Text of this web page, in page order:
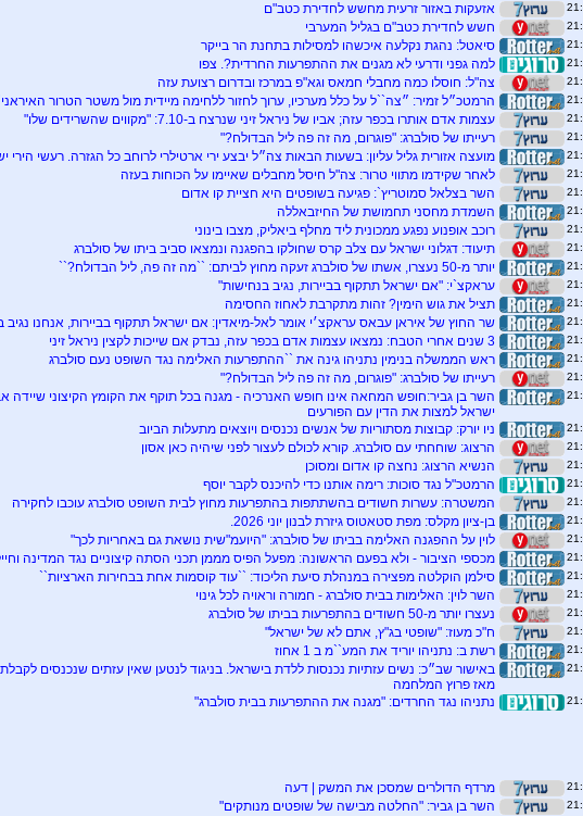
אזעקות באזור זרעית מחשש לחדירת כטב"ם
חשש לחדירת כטב"ם בגליל המערבי
סיאטל: נהגת נקלעה איכשהו למסילות בתחנת הר בייקר
למה גפני ודרעי לא מגנים את ההתפרעות החרדית?. צפו
צה"ל: חוסלו כמה מחבלי חמאס וגא"פ במרכז ובדרום רצועת עזה
הרמטכ״ל זמיר: ״צה``ל על כלל מערכיו, ערוך לחזור ללחימה מיידית מול משטר הטרור
עצמות אדם אותרו בכפר עזה; אביו של ניראל זיני שנרצח ב-7.10: "מקווים שהשרידים שלו"
רעייתו של סולברג: "פוגרום, מה זה פה ליל הבדולח?"
מועצה אזורית גליל עליון: בשעות הבאות צה״ל יבצע ירי ארטילרי לרוחב כל הגזרה. רעשי הירי
לאחר שקידמו מתווי טרור: צה"ל חיסל מחבלים שאיימו על הכוחות בעזה
השר בצלאל סמוטריץ`: פגיעה בשופטים היא חציית קו אדום
השמדת מחסני תחמושת של החיזבאללה
רוכב אופנוע נפגע ממכונית ליד מחלף ביאליק, מצבו בינוני
תיעוד: דגלוני ישראל עם צלב קרס שחולקו בהפגנה ונמצאו סביב ביתו של סולברג
יותר מ-50 נעצרו, אשתו של סולברג זעקה מחוץ לביתם: ``מה זה פה, ליל הבדולח?``
עראקצ`י: "אם ישראל תתקוף בביירות, נגיב בנחישות"
תציל את גוש הימין? זהות מתקרבת לאחוז החסימה
שר החוץ של איראן עבאס עראקצ׳י אומר לאל-מיאדין: אם ישראל תתקוף בביירות, אנחנו נגיב
3 שנים אחרי הטבח: נמצאו עצמות אדם בכפר עזה, נבדק אם שייכות לקצין ניראל זיני
ראש הממשלה בנימין נתניהו גינה את ``ההתפרעות האלימה נגד השופט נעם סולברג
רעייתו של סולברג: "פוגרום, מה זה פה ליל הבדולח?"
השר בן גביר:חופש המחאה אינו חופש האנרכיה - מגנה בכל תוקף את הקומץ הקיצוני שיידה
ישראל למצות את הדין עם הפורעים
ניו יורק: קבוצות מסתוריות של אנשים נכנסים ויוצאים מתעלות הביוב
הרצוג: שוחחתי עם סולברג. קורא לכולם לעצור לפני שיהיה כאן אסון
הנשיא הרצוג: נחצה קו אדום ומסוכן
הרמטכ"ל נגד סוכות: רימה אותנו כדי להיכנס לקבר יוסף
המשטרה: עשרות חשודים בהשתתפות בהתפרעות מחוץ לבית השופט סולברג עוכבו לחקירה
בן-ציון מקלס: מפת סטאטוס גיזרת לבנון יוני 2026.
לוין על ההפגנה האלימה בביתו של סולברג: "היועמ"שית נושאת גם באחריות לכך"
מכספי הציבור - ולא בפעם הראשונה: מפעל הפיס מממן תכני הסתה קיצוניים נגד המדינה
סילמן הוקלטה מפצירה במנהלת סיעת הליכוד: ``עוד קוסמות אחת בבחירות הארציות``
השר לוין: האלימות בבית סולברג - חמורה וראויה לכל גינוי
נעצרו יותר מ-50 חשודים בהתפרעות בביתו של סולברג
ח"כ מעוז: "שופטי בג"ץ, אתם לא של ישראל"
רשת ב: נתניהו יוריד את המע``מ ב 1 אחוז
באישור שב״כ: נשים עזתיות נכנסות ללדת בישראל. בניגוד לנטען שאין עזתים שנכנסים
מאז פרוץ המלחמה
נתניהו נגד החרדים: "מגנה את ההתפרעות בבית סולברג"
מרדף הדולרים שמסכן את המשק | דעה
השר בן גביר: "החלטה מבישה של שופטים מנותקים"